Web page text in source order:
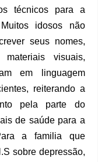
técnicos para a
idosos não
seus nomes,
materiais visuais,
em linguagem
reiterando a
pela parte do
de saúde para a
a familia que
sobre depressão,